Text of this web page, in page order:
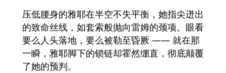
压低腰身的雅耶在半空不失平衡，她指尖迸出
的致命丝线，如套索般抛向雷姆的颈项。眼看
要么人头落地，要么被勒至昏厥 —— 就在那
一瞬，雅耶脚下的锁链却霍然绷直，彻底颠覆
了她的预判。